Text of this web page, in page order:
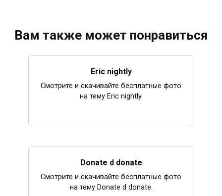
Вам также может понравиться
Eric nightly
Смотрите и скачивайте бесплатные фото
на тему Eric nightly.
Donate d donate
Смотрите и скачивайте бесплатные фото
на тему Donate d donate.